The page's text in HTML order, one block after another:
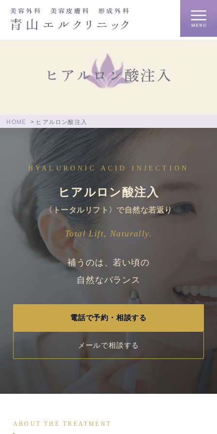
ヒアルロン酸注入
HOME ヒアルロン酸注入
HYALURONIC ACID INJECTION
ヒアルロン酸注入
〈トータルリフト〉で自然な若返り
Total Lift, Naturally.
補うのは、若い頃の
自然なバランス
電話で予約・相談する
メールで相談する
ABOUT THE TREATMENT